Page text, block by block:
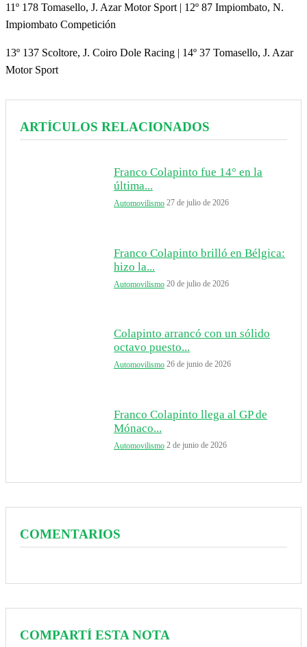
11º 178 Tomasello, J. Azar Motor Sport | 12º 87 Impiombato, N.
Impiombato Competición
13º 137 Scoltore, J. Coiro Dole Racing | 14º 37 Tomasello, J. Azar
Motor Sport
ARTÍCULOS RELACIONADOS
Franco Colapinto fue 14° en la
última...
Automovilismo 27 de julio de 2026
Franco Colapinto brilló en Bélgica:
hizo la...
Automovilismo 20 de julio de 2026
Colapinto arrancó con un sólido
octavo puesto...
Automovilismo 26 de junio de 2026
Franco Colapinto llega al GP de
Mónaco...
Automovilismo 2 de junio de 2026
COMENTARIOS
COMPARTÍ ESTA NOTA